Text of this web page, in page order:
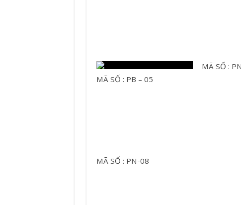
MÃ SỐ : PB – 05
MÃ SỐ :
MÃ SỐ : PN-08